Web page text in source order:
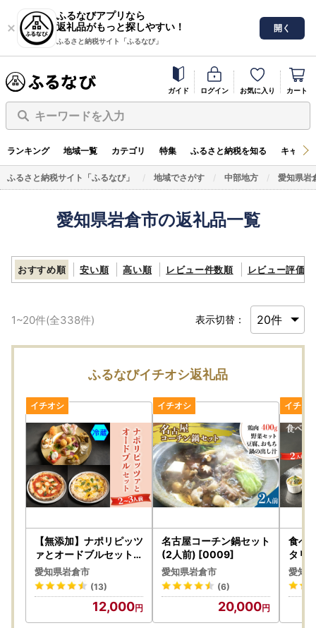
ふるなびアプリなら
返礼品がもっと探しやすい！
ふるさと納税サイト「ふるなび」
開く
ガイド ログイン お気に入り カート
キーワードを入力
ランキング 地域一覧 カテゴリ 特集 ふるさと納税を知る キャン
ふるさと納税サイト「ふるなび」 地域でさがす 中部地方 愛知県岩
愛知県岩倉市の返礼品一覧
おすすめ順 安い順 高い順 レビュー件数順 レビュー評価順
1~20件(全338件) 表示切替：
ふるなびイチオシ返礼品
【無添加】ナポリピッツ
ァとオードブルセット(
2～3人前)冷蔵【0555
】
愛知県岩倉市
(13)
12,000
名古屋コーチン鍋セット
(2人前) [0009]
愛知県岩倉市
(6)
20,000
食べ
タリ
(冷蔵
煮込
ッツ
ナポ
愛知